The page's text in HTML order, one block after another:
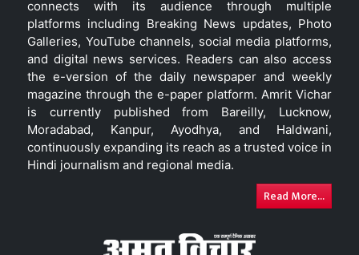
connects with its audience through multiple
platforms including Breaking News updates, Photo
Galleries, YouTube channels, social media platforms,
and digital news services. Readers can also access
the e-version of the daily newspaper and weekly
magazine through the e-paper platform. Amrit Vichar
is currently published from Bareilly, Lucknow,
Moradabad, Kanpur, Ayodhya, and Haldwani,
continuously expanding its reach as a trusted voice in
Hindi journalism and regional media.
Read More...